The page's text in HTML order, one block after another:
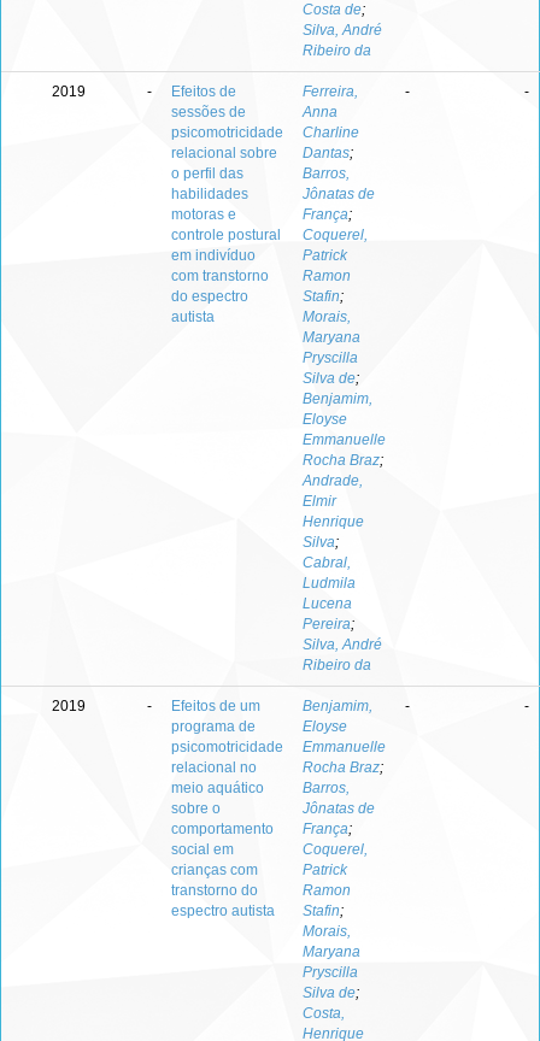
Costa de;
Silva, André
Ribeiro da
2019 -
Efeitos de
sessões de
psicomotricidade
relacional sobre
o perfil das
habilidades
motoras e
controle postural
em indivíduo
com transtorno
do espectro
autista
Ferreira,
Anna
Charline
Dantas;
Barros,
Jônatas de
França;
Coquerel,
Patrick
Ramon
Stafin;
Morais,
Maryana
Pryscilla
Silva de;
Benjamim,
Eloyse
Emmanuelle
Rocha Braz;
Andrade,
Elmir
Henrique
Silva;
Cabral,
Ludmila
Lucena
Pereira;
Silva, André
Ribeiro da
- -
2019 -
Efeitos de um
programa de
psicomotricidade
relacional no
meio aquático
sobre o
comportamento
social em
crianças com
transtorno do
espectro autista
Benjamim,
Eloyse
Emmanuelle
Rocha Braz;
Barros,
Jônatas de
França;
Coquerel,
Patrick
Ramon
Stafin;
Morais,
Maryana
Pryscilla
Silva de;
Costa,
Henrique
- -